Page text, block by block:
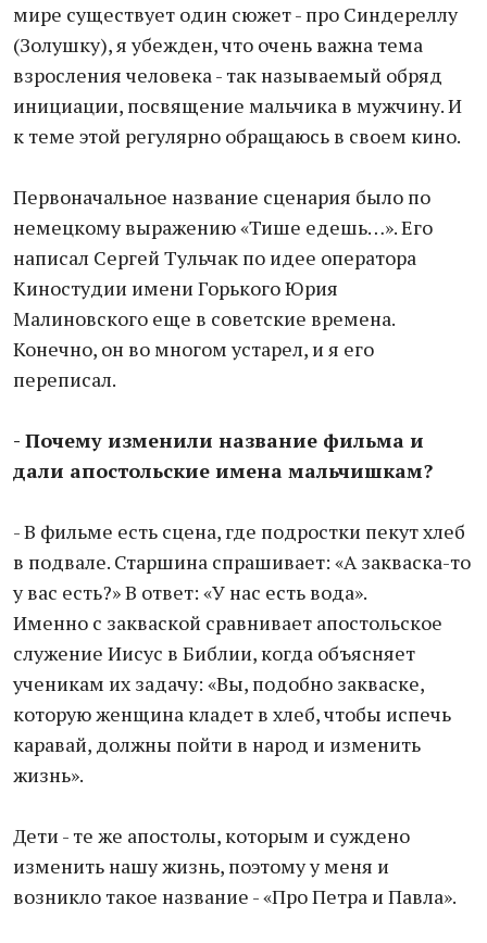
мире существует один сюжет - про Синдереллу
(Золушку), я убежден, что очень важна тема
взросления человека - так называемый обряд
инициации, посвящение мальчика в мужчину. И
к теме этой регулярно обращаюсь в своем кино.
Первоначальное название сценария было по
немецкому выражению «Тише едешь…». Его
написал Сергей Тульчак по идее оператора
Киностудии имени Горького Юрия
Малиновского еще в советские времена.
Конечно, он во многом устарел, и я его
переписал.
- Почему изменили название фильма и
дали апостольские имена мальчишкам?
- В фильме есть сцена, где подростки пекут хлеб
в подвале. Старшина спрашивает: «А закваска-то
у вас есть?» В ответ: «У нас есть вода».
Именно с закваской сравнивает апостольское
служение Иисус в Библии, когда объясняет
ученикам их задачу: «Вы, подобно закваске,
которую женщина кладет в хлеб, чтобы испечь
каравай, должны пойти в народ и изменить
жизнь».
Дети - те же апостолы, которым и суждено
изменить нашу жизнь, поэтому у меня и
возникло такое название - «Про Петра и Павла».